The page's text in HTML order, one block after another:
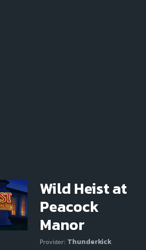
Wild Heist at
Peacock
Manor
Provider: Thunderkick